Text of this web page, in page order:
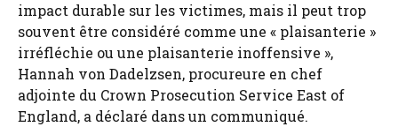
impact durable sur les victimes, mais il peut trop
souvent être considéré comme une « plaisanterie »
irréfléchie ou une plaisanterie inoffensive »,
Hannah von Dadelzsen, procureure en chef
adjointe du Crown Prosecution Service East of
England, a déclaré dans un communiqué.